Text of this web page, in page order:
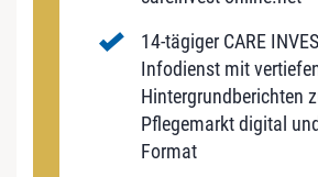
14-tägiger CARE
Infodienst mit
Hintergrundberichten
Pflegemarkt digital
Format